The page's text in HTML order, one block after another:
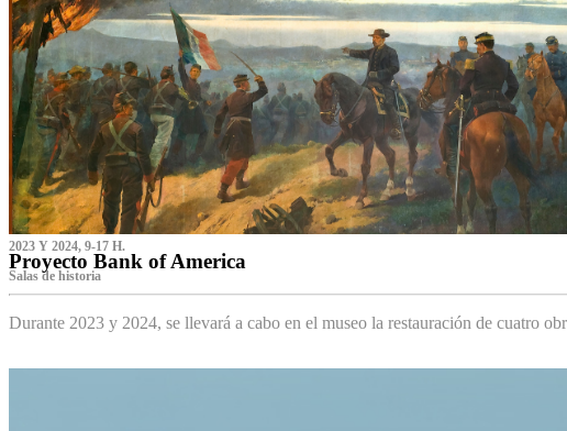
2023 Y 2024, 9-17 H.
Proyecto Bank of America
S‌alas de historia
Durante 2023 y 2024, se llevará a cabo en el museo la restauración de cuatro